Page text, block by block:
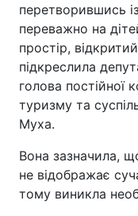
перетворившись
переважно на
простір,
підкреслила
голова постійної
туризму та
Муха.
Вона зазначила,
не відображає
тому виникла